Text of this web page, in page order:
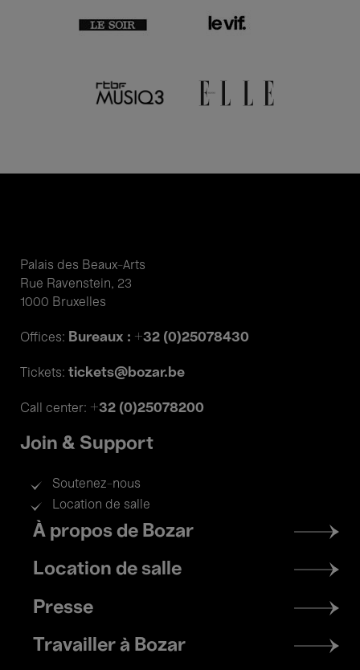
Palais des Beaux-Arts
Rue Ravenstein, 23
1000 Bruxelles
Offices: Bureaux : +32 (0)25078430
Tickets: tickets@bozar.be
Call center: +32 (0)25078200
Join & Support
Soutenez-nous
Location de salle
Footer
menu
À propos de Bozar
Location de salle
Presse
Travailler à Bozar